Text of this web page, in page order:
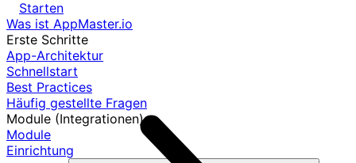
Starten
Was ist AppMaster.io
Erste Schritte
App-Architektur
Schnellstart
Best Practices
Häufig gestellte Fragen
Module (Integrationen)
Module
Einrichtung